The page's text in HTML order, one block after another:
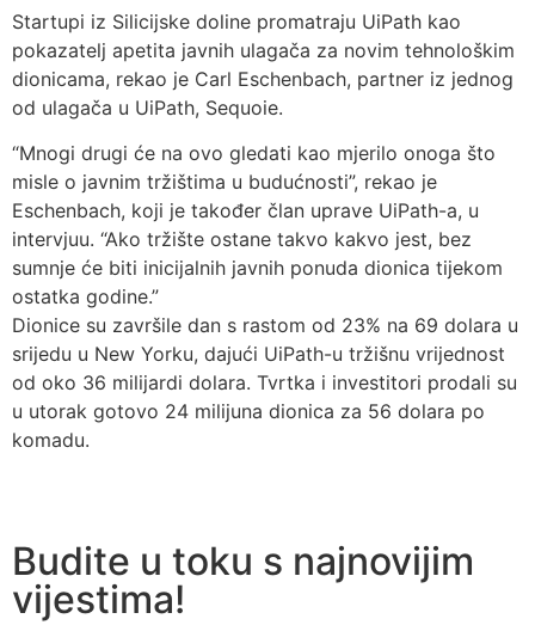
Startupi iz Silicijske doline promatraju UiPath kao
pokazatelj apetita javnih ulagača za novim tehnološkim
dionicama, rekao je Carl Eschenbach, partner iz jednog
od ulagača u UiPath, Sequoie.
“Mnogi drugi će na ovo gledati kao mjerilo onoga što
misle o javnim tržištima u budućnosti”, rekao je
Eschenbach, koji je također član uprave UiPath-a, u
intervjuu. “Ako tržište ostane takvo kakvo jest, bez
sumnje će biti inicijalnih javnih ponuda dionica tijekom
ostatka godine.”
Dionice su završile dan s rastom od 23% na 69 dolara u
srijedu u New Yorku, dajući UiPath-u tržišnu vrijednost
od oko 36 milijardi dolara. Tvrtka i investitori prodali su
u utorak gotovo 24 milijuna dionica za 56 dolara po
komadu.
Budite u toku s najnovijim
vijestima!